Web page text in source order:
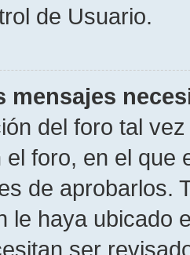
de Usuario.
mensajes
del foro tal
el foro, en el
de aprobarlos.
le haya ubicado
ser